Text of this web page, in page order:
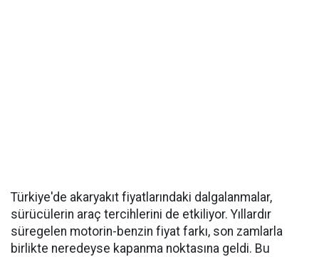
Türkiye'de akaryakıt fiyatlarındaki dalgalanmalar,
sürücülerin araç tercihlerini de etkiliyor. Yıllardır
süregelen motorin-benzin fiyat farkı, son zamlarla
birlikte neredeyse kapanma noktasına geldi. Bu